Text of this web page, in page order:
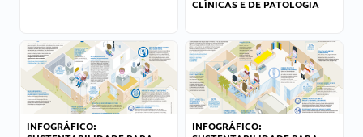
CLÍNICAS E DE PATOLOGIA
INFOGRÁFICO:
INFOGRÁFICO: